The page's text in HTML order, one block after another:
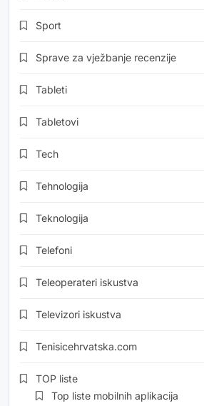
Sport
Sprave za vježbanje recenzije
Tableti
Tabletovi
Tech
Tehnologija
Teknologija
Telefoni
Teleoperateri iskustva
Televizori iskustva
Tenisicehrvatska.com
TOP liste
Top liste mobilnih aplikacija